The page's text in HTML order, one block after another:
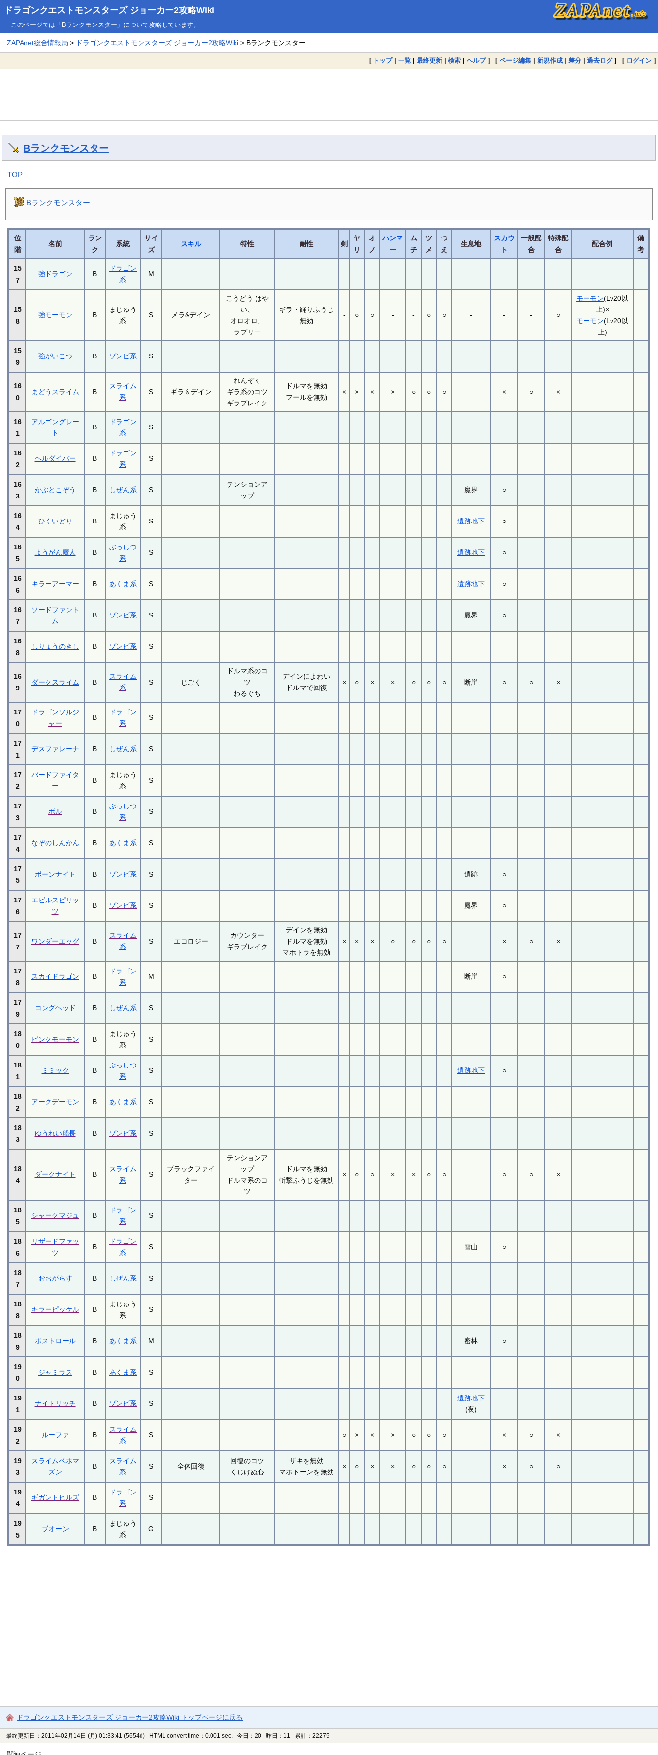
ドラゴンクエストモンスターズ ジョーカー2攻略Wiki
このページでは「Bランクモンスター」について攻略しています。
ZAPAnet総合情報局 > ドラゴンクエストモンスターズ ジョーカー2攻略Wiki > Bランクモンスター
[ トップ| 一覧 | 最終更新 | 検索 | ヘルプ] [ ページ編集 | 新規作成 | 差分 | 過去ログ] [ ログイン ]
Bランクモンスター †
TOP
Bランクモンスター
位
階
名前
ラン
ク
系統
サイ
ズ
スキル 特性 耐性 剣
ヤ
リ
オ
ノ
ハンマ
ー
ム
チ
ツ
メ
つ
え
生息地
スカウ
ト
一般配
合
特殊配
合
配合例
備
考
15
7
強ドラゴン B
ドラゴン
系
M
15
8
強モーモン B
まじゅう
系
S メラ&デイン
こうどう はや
い、
オロオロ、
ラブリー
ギラ・踊りふうじ
無効
- ○ ○ - - ○ ○ - - - ○
モーモン(Lv20以
上)×
モーモン(Lv20以
上)
15
9
強がいこつ B ゾンビ系 S
16
0
まどうスライム B
スライム
系
S ギラ＆デイン
れんぞく
ギラ系のコツ
ギラブレイク
ドルマを無効
フールを無効
× × × × ○ ○ ○ × ○ ×
16
1
アルゴングレー
ト
B
ドラゴン
系
S
16
2
ヘルダイバー B
ドラゴン
系
S
16
3
かぶとこぞう B しぜん系 S
テンションア
ップ
魔界 ○
16
4
ひくいどり B
まじゅう
系
S 遺跡地下 ○
16
5
ようがん魔人 B
ぶっしつ
系
S 遺跡地下 ○
16
6
キラーアーマー B あくま系 S 遺跡地下 ○
16
7
ソードファント
ム
B ゾンビ系 S 魔界 ○
16
8
しりょうのきし B ゾンビ系 S
16
9
ダークスライム B
スライム
系
S じごく
ドルマ系のコ
ツ
わるぐち
デインによわい
ドルマで回復
× ○ × × ○ ○ ○ 断崖 ○ ○ ×
17
0
ドラゴンソルジ
ャー
B
ドラゴン
系
S
17
1
デスファレーナ B しぜん系 S
17
2
バードファイタ
ー
B
まじゅう
系
S
17
3
ボル B
ぶっしつ
系
S
17
4
なぞのしんかん B あくま系 S
17
5
ボーンナイト B ゾンビ系 S 遺跡 ○
17
6
エビルスピリッ
ツ
B ゾンビ系 S 魔界 ○
17
7
ワンダーエッグ B
スライム
系
S エコロジー
カウンター
ギラブレイク
デインを無効
ドルマを無効
マホトラを無効
× × × ○ ○ ○ ○ × ○ ×
17
8
スカイドラゴン B
ドラゴン
系
M 断崖 ○
17
9
コングヘッド B しぜん系 S
18
0
ピンクモーモン B
まじゅう
系
S
18
1
ミミック B
ぶっしつ
系
S 遺跡地下 ○
18
2
アークデーモン B あくま系 S
18
3
ゆうれい船長 B ゾンビ系 S
18
4
ダークナイト B
スライム
系
S
ブラックファイ
ター
テンションア
ップ
ドルマ系のコ
ツ
ドルマを無効
斬撃ふうじを無効
× ○ ○ × × ○ ○ ○ ○ ×
18
5
シャークマジュ B
ドラゴン
系
S
18
6
リザードファッ
ツ
B
ドラゴン
系
S 雪山 ○
18
7
おおがらす B しぜん系 S
18
8
キラーピッケル B
まじゅう
系
S
18
9
ボストロール B あくま系 M 密林 ○
19
0
ジャミラス B あくま系 S
19
1
ナイトリッチ B ゾンビ系 S
遺跡地下
(夜)
19
2
ルーファ B
スライム
系
S ○ × × × ○ ○ ○ × ○ ×
19
3
スライムベホマ
ズン
B
スライム
系
S 全体回復
回復のコツ
くじけぬ心
ザキを無効
マホトーンを無効
× ○ × × ○ ○ ○ × ○ ○
19
4
ギガントヒルズ B
ドラゴン
系
S
19
5
ブオーン B
まじゅう
系
G
ドラゴンクエストモンスターズ ジョーカー2攻略Wiki トップページに戻る
最終更新日：2011年02月14日 (月) 01:33:41 (5654d) HTML convert time：0.001 sec. 今日：20 昨日：11 累計：22275